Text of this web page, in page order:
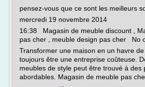
pensez-vous que ce sont les meilleurs
mercredi 19 novembre 2014
16:38 Magasin de meuble discount ,
pas cher , meuble design pas cher No
Transformer une maison en un havre
toujours être une entreprise coûteuse.
meubles de style peut être trouvé à des
abordables. Magasin de meuble pas